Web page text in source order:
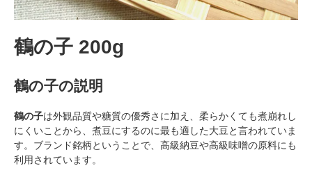
鶴の子 200g
鶴の子の説明
鶴の子は外観品質や糖質の優秀さに加え、柔らかくても煮崩れし
にくいことから、煮豆にするのに最も適した大豆と言われていま
す。ブランド銘柄ということで、高級納豆や高級味噌の原料にも
利用されています。